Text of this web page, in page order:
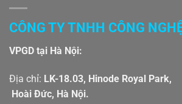
CÔNG TY TNHH CÔNG
VPGD tại Hà Nội:
Địa chỉ: LK-18.03, Hinode
Hoài Đức, Hà Nội.